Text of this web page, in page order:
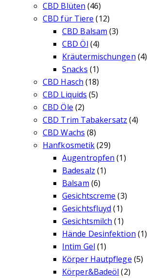
CBD Blüten (46)
CBD für Tiere (12)
CBD Balsam (3)
CBD Öl (4)
Kräutermischungen (4)
Snacks (1)
CBD Hasch (18)
CBD Liquids (5)
CBD Öle (2)
CBD Trim Tabakersatz (4)
CBD Wachs (8)
Hanfkosmetik(29)
Augentropfen (1)
Badesalz (1)
Balsam (6)
Gesichtscreme (3)
Gesichtsfluyd (1)
Gesichtsmilch (1)
Hände Desinfektion (1)
Intim Gel (1)
Körper Hautpflege (5)
Körper&Badeöl (2)